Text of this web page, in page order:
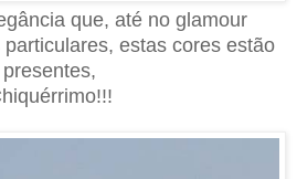
que, até no gl amour
estas cores estão
presentes,
érrimo!!!